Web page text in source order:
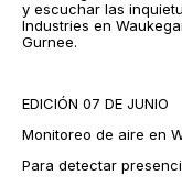
y escuchar las
Industries en
Gurnee.
EDICIÓN 07 DE JUNIO
Monitoreo de aire en
Para detectar